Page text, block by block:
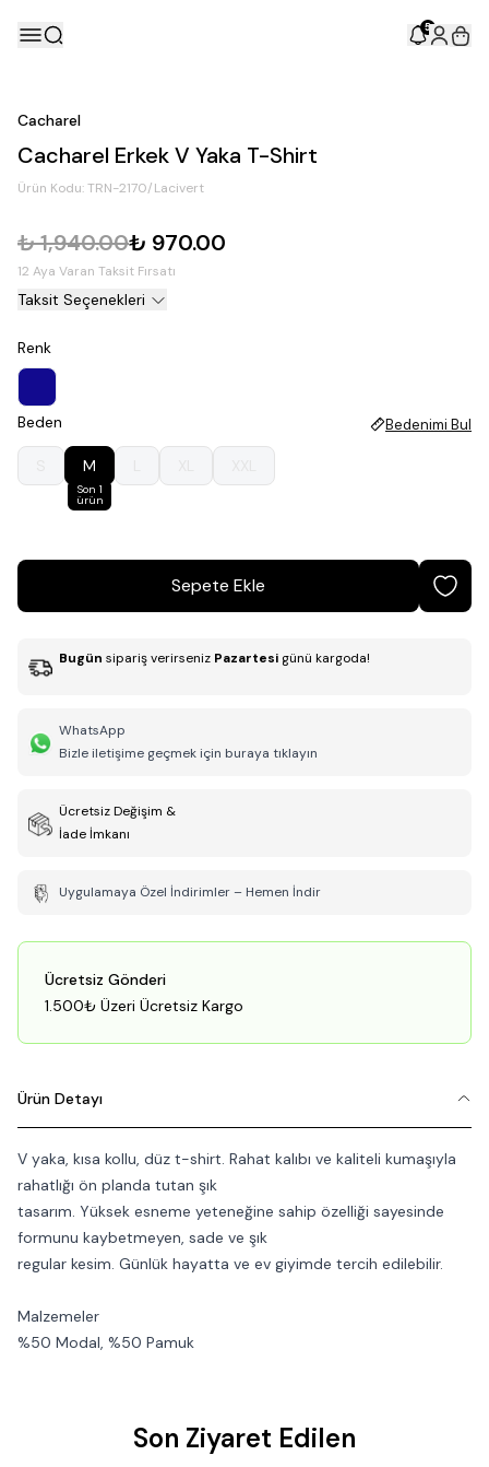
5
Cacharel
Cacharel Erkek V Yaka T-Shirt
Ürün Kodu:TRN-2170/Lacivert
₺ 1,940.00₺ 970.00
12 Aya Varan Taksit Fırsatı
Taksit Seçenekleri
Renk
Beden Bedenimi Bul
M
Son 1
ürün
Sepete Ekle
Bugün sipariş verirseniz Pazartesi günü kargoda!
WhatsApp
Bizle iletişime geçmek için buraya tıklayın
Ücretsiz Değişim &
İade İmkanı
Uygulamaya Özel İndirimler – Hemen İndir
Ücretsiz Gönderi
1.500₺ Üzeri Ücretsiz Kargo
Ürün Detayı
V yaka, kısa kollu, düz t-shirt. Rahat kalıbı ve kaliteli kumaşıyla
rahatlığı ön planda tutan şık
tasarım. Yüksek esneme yeteneğine sahip özelliği sayesinde
formunu kaybetmeyen, sade ve şık
regular kesim. Günlük hayatta ve ev giyimde tercih edilebilir.
Malzemeler
%50 Modal, %50 Pamuk
Son Ziyaret Edilen